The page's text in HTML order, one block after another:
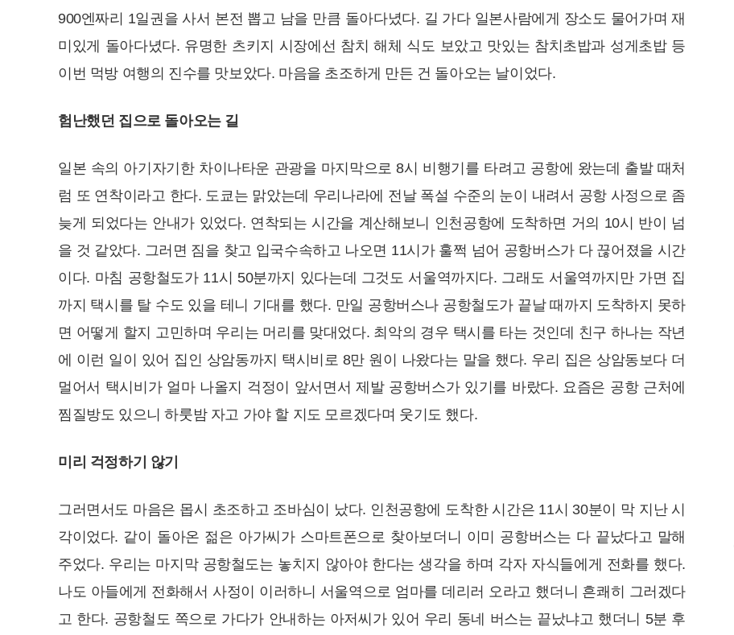
900엔짜리 1일권을 사서 본전 뽑고 남을 만큼 돌아다녔다. 길 가다 일본사람에게 장소도 물어가며 재
미있게 돌아다녔다. 유명한 츠키지 시장에선 참치 해체 식도 보았고 맛있는 참치초밥과 성게초밥 등
이번 먹방 여행의 진수를 맛보았다. 마음을 초조하게 만든 건 돌아오는 날이었다.
험난했던 집으로 돌아오는 길
일본 속의 아기자기한 차이나타운 관광을 마지막으로 8시 비행기를 타려고 공항에 왔는데 출발 때처
럼 또 연착이라고 한다. 도쿄는 맑았는데 우리나라에 전날 폭설 수준의 눈이 내려서 공항 사정으로 좀
늦게 되었다는 안내가 있었다. 연착되는 시간을 계산해보니 인천공항에 도착하면 거의 10시 반이 넘
을 것 같았다. 그러면 짐을 찾고 입국수속하고 나오면 11시가 훌쩍 넘어 공항버스가 다 끊어졌을 시간
이다. 마침 공항철도가 11시 50분까지 있다는데 그것도 서울역까지다. 그래도 서울역까지만 가면 집
까지 택시를 탈 수도 있을 테니 기대를 했다. 만일 공항버스나 공항철도가 끝날 때까지 도착하지 못하
면 어떻게 할지 고민하며 우리는 머리를 맞대었다. 최악의 경우 택시를 타는 것인데 친구 하나는 작년
에 이런 일이 있어 집인 상암동까지 택시비로 8만 원이 나왔다는 말을 했다. 우리 집은 상암동보다 더
멀어서 택시비가 얼마 나올지 걱정이 앞서면서 제발 공항버스가 있기를 바랐다. 요즘은 공항 근처에
찜질방도 있으니 하룻밤 자고 가야 할 지도 모르겠다며 웃기도 했다.
미리 걱정하기 않기
그러면서도 마음은 몹시 초조하고 조바심이 났다. 인천공항에 도착한 시간은 11시 30분이 막 지난 시
각이었다. 같이 돌아온 젊은 아가씨가 스마트폰으로 찾아보더니 이미 공항버스는 다 끝났다고 말해
주었다. 우리는 마지막 공항철도는 놓치지 않아야 한다는 생각을 하며 각자 자식들에게 전화를 했다.
나도 아들에게 전화해서 사정이 이러하니 서울역으로 엄마를 데리러 오라고 했더니 흔쾌히 그러겠다
고 한다. 공항철도 쪽으로 가다가 안내하는 아저씨가 있어 우리 동네 버스는 끝났냐고 했더니 5분 후